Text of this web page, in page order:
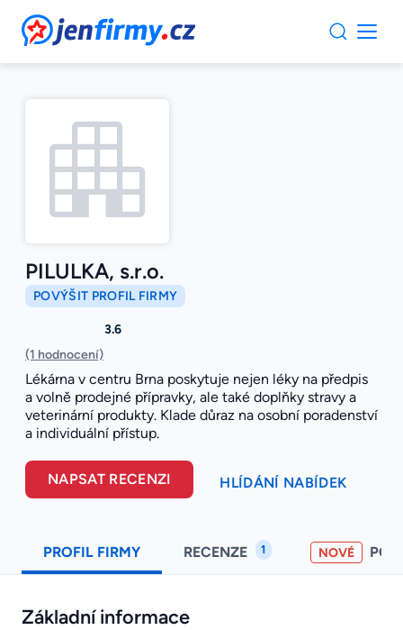
JenFirmy.cz
PILULKA, s.r.o.
POVÝŠIT PROFIL FIRMY
3.6
(1 hodnocení)
Lékárna v centru Brna poskytuje nejen léky na předpis
a volně prodejné přípravky, ale také doplňky stravy a
veterinární produkty. Klade důraz na osobní poradenství
a individuální přístup.
NAPSAT RECENZI HLÍDÁNÍ NABÍDEK
PROFIL FIRMY RECENZE 1 NOVÉ
Základní informace